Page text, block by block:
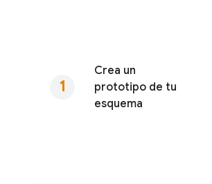
Crea un
prototipo de tu
esquema